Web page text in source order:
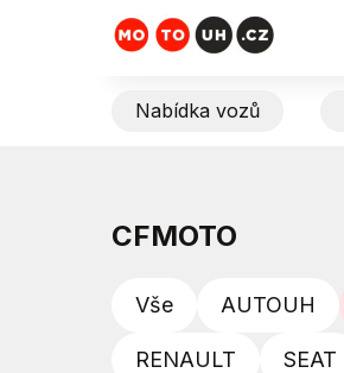
Nabídka vozů
CFMOTO
Vše AUTOUH
RENAULT SEAT